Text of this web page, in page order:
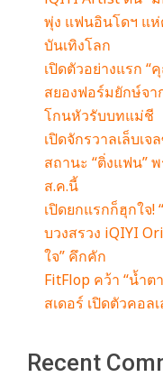
พุ่ง แฟนอินโดฯ แ
บันเทิงโลก
เปิดตัวอย่างแรก “
สยองฟอร์มยักษ์จา
โกนหัวรับบทแม่ชี
เปิดจักรวาลเล็บเจ
สถานะ “ติ่งแฟน”
ส.ค.นี้
เปิดยกแรกก็ฮุกใจ!
บวงสรวง iQIYI
ใจ” คึกคัก
FitFlop คว้า “น้ำ
สเดอร์ เปิดตัวคอ
Recent